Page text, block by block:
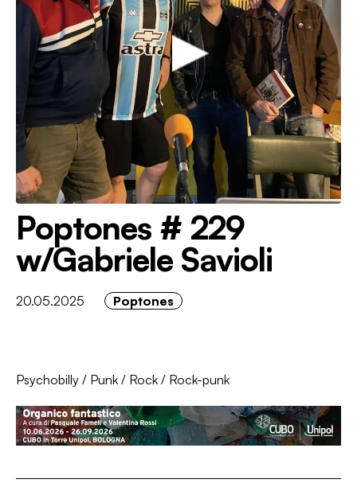
Poptones # 229
w/Gabriele Savioli
20.05.2025 Poptones
Psychobilly / Punk / Rock / Rock-punk